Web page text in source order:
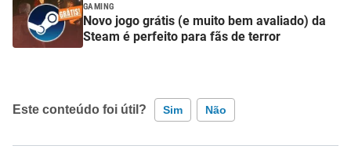
GAMING
Novo jogo grátis (e muito bem avaliado) da
Steam é perfeito para fãs de terror
Este conteúdo foi útil? Sim Não